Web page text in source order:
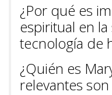
¿Por qué es
espiritual en
tecnología de
¿Quién es
relevantes